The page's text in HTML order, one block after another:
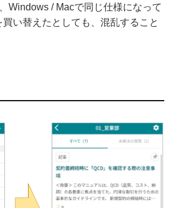
Windows / Macで同じ仕様になって
い替えたとしても、混乱すること